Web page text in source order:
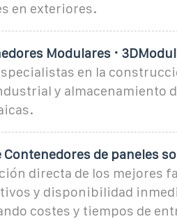
en exteriores.
Modulares ·
en la
y almacenamiento
Contenedores de paneles
directa de los mejores
y disponibilidad
costes y tiempos de